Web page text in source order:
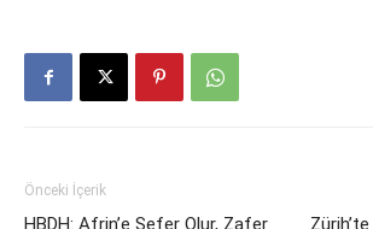
Önceki İçerik
HBDH: Afrin’e Sefer Olur, Zafer